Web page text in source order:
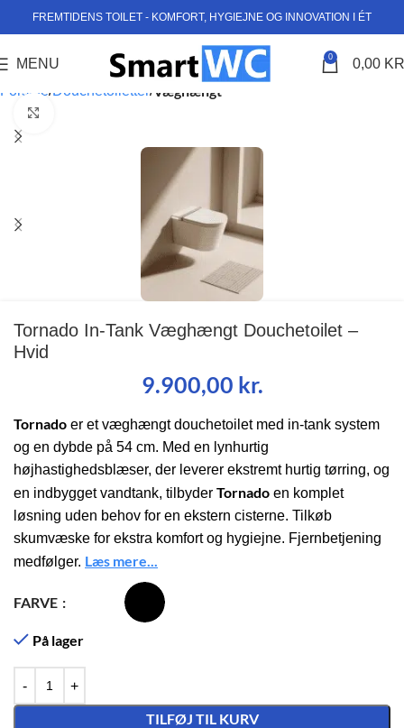
FREMTIDENS TOILET - KOMFORT, HYGIEJNE OG INNOVATION I ÉT
MENU 0 0,00
Forside Douchetoiletter Væghængt
Tornado In-Tank Væghængt Douchetoilet –
Hvid
9.900,00 kr.
Tornado er et væghængt douchetoilet med in-tank system
og en dybde på 54 cm. Med en lynhurtig
højhastighedsblæser, der leverer ekstremt hurtig tørring, og
en indbygget vandtank, tilbyder Tornado en komplet
løsning uden behov for en ekstern cisterne. Tilkøb
skumvæske for ekstra komfort og hygiejne. Fjernbetjening
medfølger. Læs mere...
FARVE
På lager
TILFØJ TIL KURV